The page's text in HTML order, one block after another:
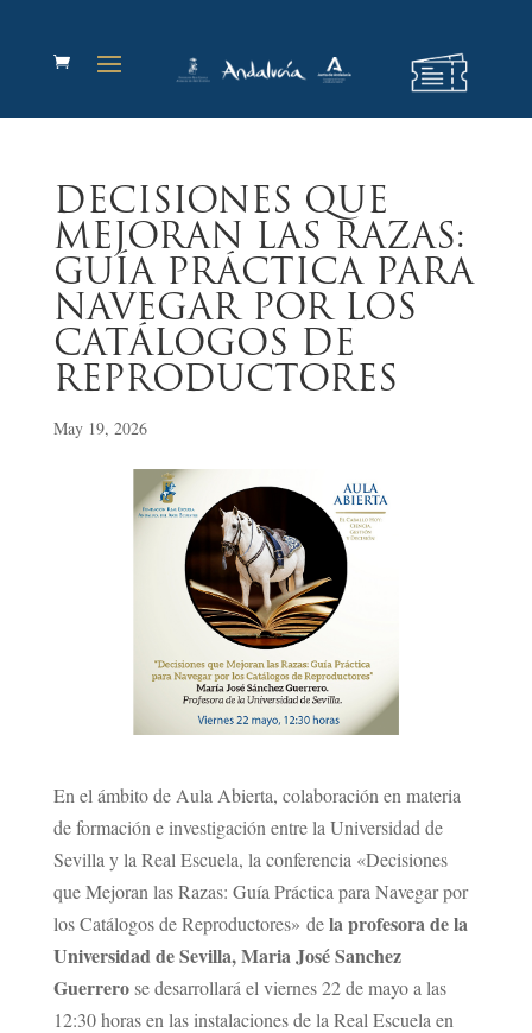
DECISIONES QUE
MEJORAN LAS RAZAS:
GUÍA PRÁCTICA PARA
NAVEGAR POR LOS
CATÁLOGOS DE
REPRODUCTORES
May 19, 2026
En el ámbito de Aula Abierta, colaboración en materia
de formación e investigación entre la Universidad de
Sevilla y la Real Escuela, la conferencia «Decisiones
que Mejoran las Razas: Guía Práctica para Navegar por
los Catálogos de Reproductores» dela profesora de la
Universidad de Sevilla, Maria José Sanchez
Guerrerose desarrollará el viernes 22 de mayo a las
12:30 horas en las instalaciones de la Real Escuela en